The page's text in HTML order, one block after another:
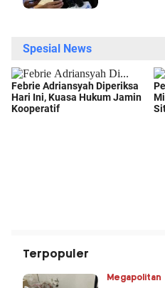
Terpopuler
Megapolitan